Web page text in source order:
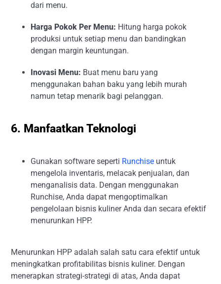
dari menu.
Harga Pokok Per Menu: Hitung harga pokok
produksi untuk setiap menu dan bandingkan
dengan margin keuntungan.
Inovasi Menu: Buat menu baru yang
menggunakan bahan baku yang lebih murah
namun tetap menarik bagi pelanggan.
6. Manfaatkan Teknologi
Gunakan software seperti Runchise untuk
mengelola inventaris, melacak penjualan, dan
menganalisis data. Dengan menggunakan
Runchise, Anda dapat mengoptimalkan
pengelolaan bisnis kuliner Anda dan secara efektif
menurunkan HPP.
Menurunkan HPP adalah salah satu cara efektif untuk
meningkatkan profitabilitas bisnis kuliner. Dengan
menerapkan strategi-strategi di atas, Anda dapat